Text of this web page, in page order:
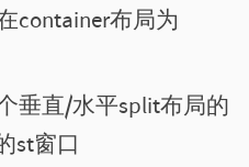
container布局为
垂直/水平split布局的
st窗口